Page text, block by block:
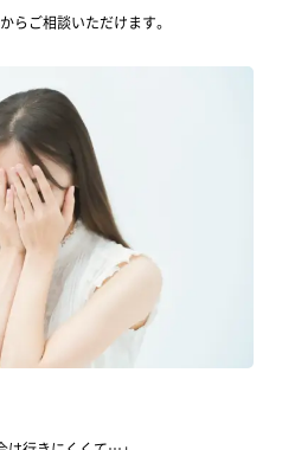
らご相談いただけます。